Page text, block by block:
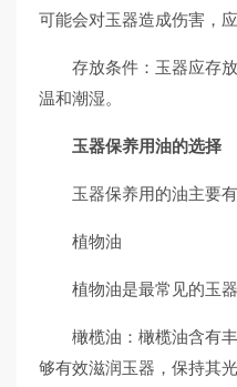
可能会对玉器造成伤害，
存放条件：玉器应存
温和潮湿。
玉器保养用油的选择
玉器保养用的油主要
植物油
植物油是最常见的玉
橄榄油：橄榄油含有
够有效滋润玉器，保持其